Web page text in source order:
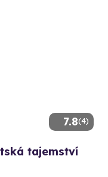
7.8(4)
tajemství